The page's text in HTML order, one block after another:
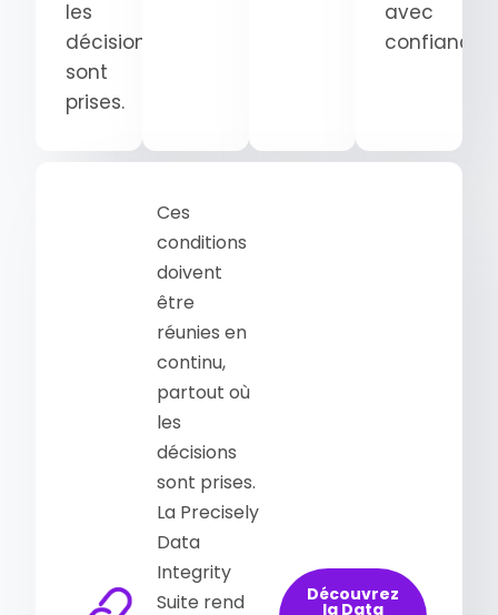
les
décisions
sont
prises.
avec
confiance.
Ces
conditions
doivent
être
réunies en
continu,
partout où
les
décisions
sont prises.
La Precisely
Data
Integrity
Suite rend
Découvrez
la Data